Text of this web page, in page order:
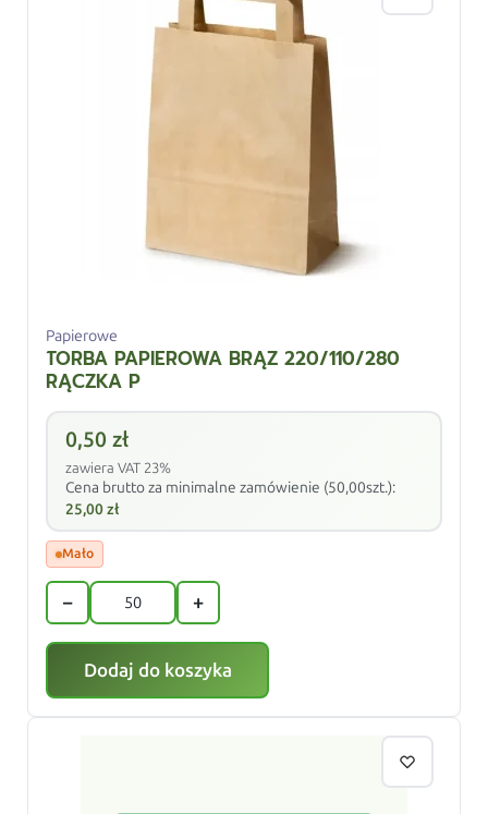
Papierowe
TORBA PAPIEROWA BRĄZ 220/110/280
RĄCZKA P
0,50zł
zawiera VAT 23%
Cena brutto za minimalne zamówienie (50,00szt.):
25,00zł
Mało
− +
Dodaj do koszyka